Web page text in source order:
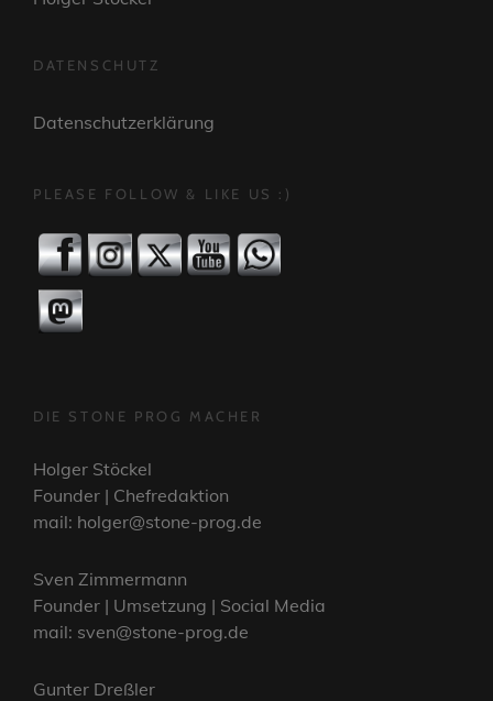
DATENSCHUTZ
Datenschutzerklärung
PLEASE FOLLOW & LIKE US :)
DIE STONE PROG MACHER
Holger Stöckel
Founder | Chefredaktion
mail: holger@stone-prog.de
Sven Zimmermann
Founder | Umsetzung | Social Media
mail: sven@stone-prog.de
Gunter Dreßler